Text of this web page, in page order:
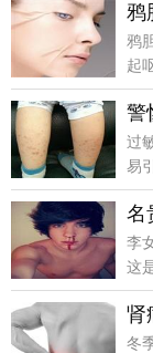
肿
鸦
鸦
起
胶
孕
警
过
易
敏
名
李
这
呢
肾
冬